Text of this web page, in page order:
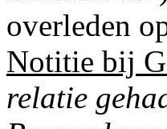
overleden
Notitie bij
relatie